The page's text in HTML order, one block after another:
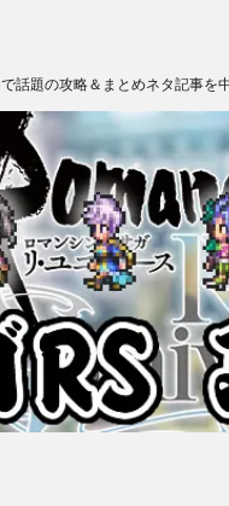
話題の攻略＆まとめネタ記事